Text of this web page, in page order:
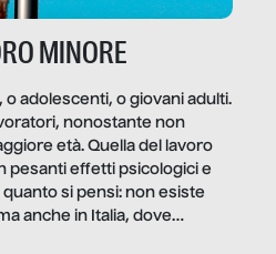
MINORE
adolescenti, o giovani adulti.
nonostante non
età. Quella del lavoro
pesanti effetti psicologici e
quanto si pensi: non esiste
anche in Italia, dove